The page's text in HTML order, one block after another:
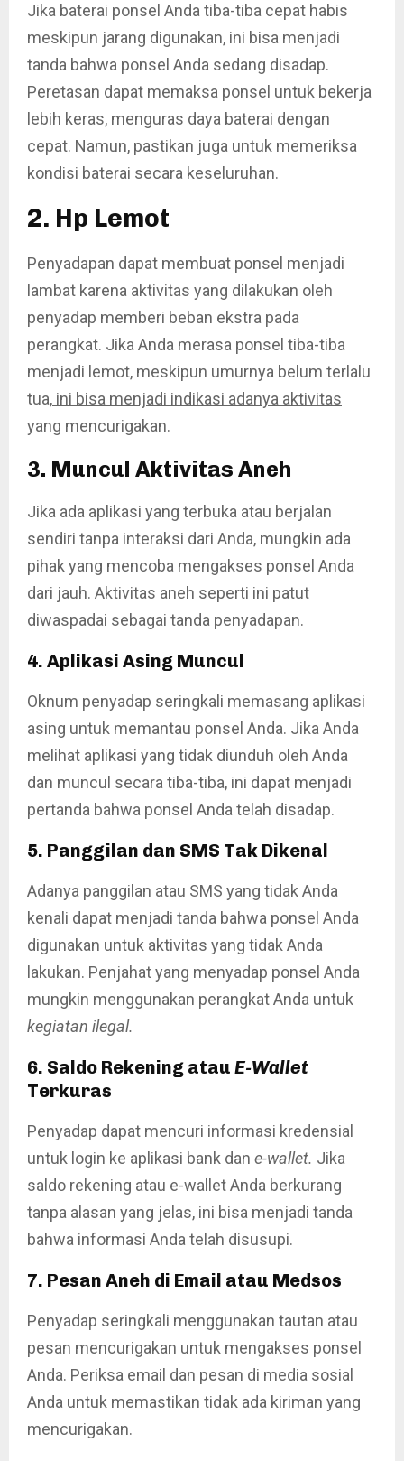
Jika baterai ponsel Anda tiba-tiba cepat habis
meskipun jarang digunakan, ini bisa menjadi
tanda bahwa ponsel Anda sedang disadap.
Peretasan dapat memaksa ponsel untuk bekerja
lebih keras, menguras daya baterai dengan
cepat. Namun, pastikan juga untuk memeriksa
kondisi baterai secara keseluruhan.
2. Hp Lemot
Penyadapan dapat membuat ponsel menjadi
lambat karena aktivitas yang dilakukan oleh
penyadap memberi beban ekstra pada
perangkat. Jika Anda merasa ponsel tiba-tiba
menjadi lemot, meskipun umurnya belum terlalu
tua, ini bisa menjadi indikasi adanya aktivitas
yang mencurigakan.
3. Muncul Aktivitas Aneh
Jika ada aplikasi yang terbuka atau berjalan
sendiri tanpa interaksi dari Anda, mungkin ada
pihak yang mencoba mengakses ponsel Anda
dari jauh. Aktivitas aneh seperti ini patut
diwaspadai sebagai tanda penyadapan.
4. Aplikasi Asing Muncul
Oknum penyadap seringkali memasang aplikasi
asing untuk memantau ponsel Anda. Jika Anda
melihat aplikasi yang tidak diunduh oleh Anda
dan muncul secara tiba-tiba, ini dapat menjadi
pertanda bahwa ponsel Anda telah disadap.
5. Panggilan dan SMS Tak Dikenal
Adanya panggilan atau SMS yang tidak Anda
kenali dapat menjadi tanda bahwa ponsel Anda
digunakan untuk aktivitas yang tidak Anda
lakukan. Penjahat yang menyadap ponsel Anda
mungkin menggunakan perangkat Anda untuk
kegiatan ilegal.
6. Saldo Rekening atau E-Wallet
Terkuras
Penyadap dapat mencuri informasi kredensial
untuk login ke aplikasi bank dan e-wallet. Jika
saldo rekening atau e-wallet Anda berkurang
tanpa alasan yang jelas, ini bisa menjadi tanda
bahwa informasi Anda telah disusupi.
7. Pesan Aneh di Email atau Medsos
Penyadap seringkali menggunakan tautan atau
pesan mencurigakan untuk mengakses ponsel
Anda. Periksa email dan pesan di media sosial
Anda untuk memastikan tidak ada kiriman yang
mencurigakan.